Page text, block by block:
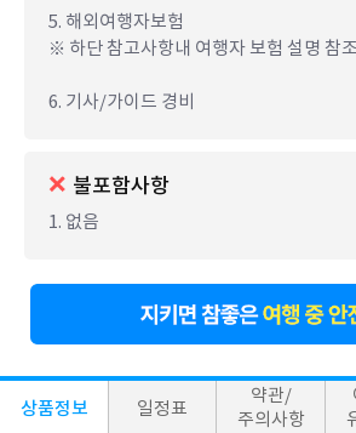
5. 해외여행자보험
※ 하단 참고사항내 여행자 보험 설명 참조
6. 기사/가이드 경비
불포함사항
1. 없음
상품정보 일정표
약관/
주의사항